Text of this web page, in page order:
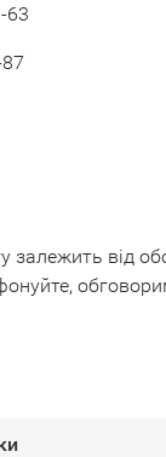
63
залежить від